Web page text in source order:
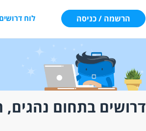
הרשמה / כניסה לוח דרושים
דרושים בתחום נהגים,